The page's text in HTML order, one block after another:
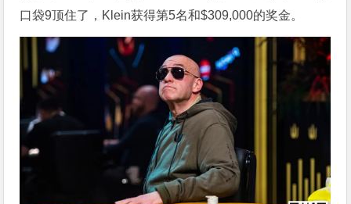
口袋9顶住了，Klein获得第5名和$309,000的奖金。